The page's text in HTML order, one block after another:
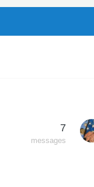
7
messages